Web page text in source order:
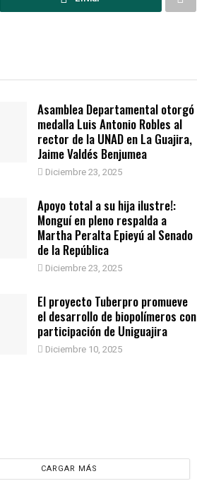
Asamblea Departamental otorgó
medalla Luis Antonio Robles al
rector de la UNAD en La Guajira,
Jaime Valdés Benjumea
Diciembre 23, 2025
Apoyo total a su hija ilustre!:
Monguí en pleno respalda a
Martha Peralta Epieyú al Senado
de la República
Diciembre 23, 2025
El proyecto Tuberpro promueve
el desarrollo de biopolímeros con
participación de Uniguajira
Diciembre 10, 2025
CARGAR MÁS